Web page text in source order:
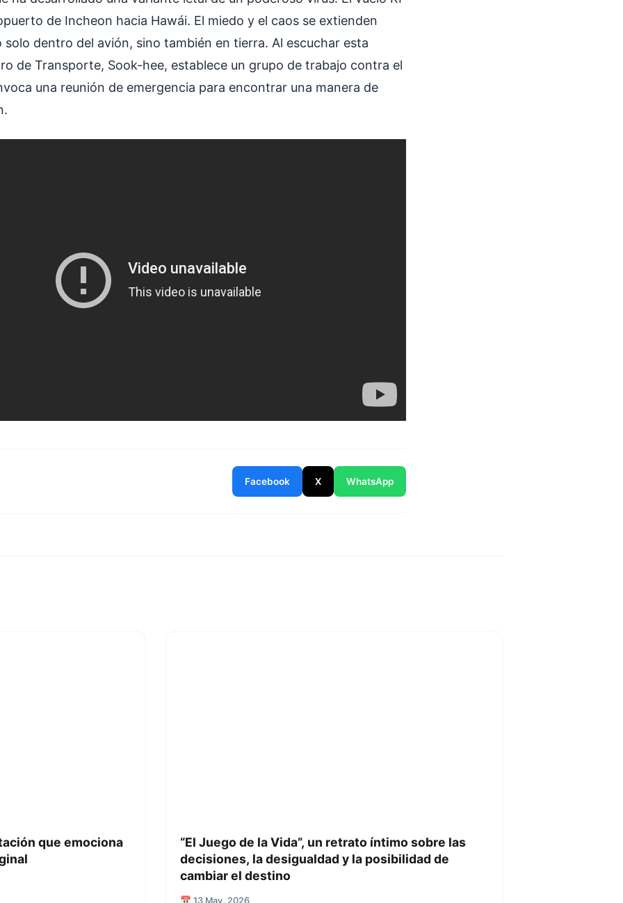
de Incheon hacia Hawái. El miedo y el caos se extienden
solo dentro del avión, sino también en tierra. Al escuchar esta
de Transporte, Sook-hee, establece un grupo de trabajo contra el
una reunión de emergencia para encontrar una manera de
Facebook X WhatsApp
que emociona
“El Juego de la Vida”, un retrato íntimo sobre las
decisiones, la desigualdad y la posibilidad de
cambiar el destino
📅 13 May, 2026